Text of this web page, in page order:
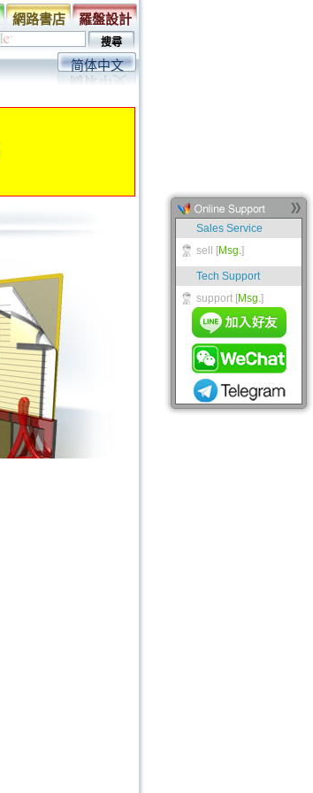
網路書店 羅盤設計
简体中文